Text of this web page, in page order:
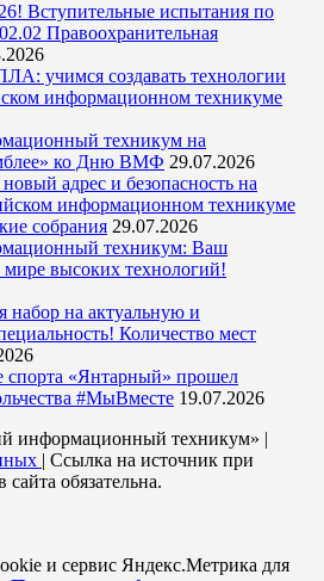
Вступительные испытания по
Правоохранительная
учимся создавать технологии
информационном техникуме
техникум на
ко Дню ВМФ 29.07.2026
адрес и безопасность на
информационном техникуме
собрания 29.07.2026
техникум: Ваш
мире высоких технологий!
набор на актуальную и
Количество мест
спорта «Янтарный» прошел
#МыВместе 19.07.2026
информационный техникум» |
| Ссылка на источник при
обязательна.
и сервис Яндекс.Метрика для